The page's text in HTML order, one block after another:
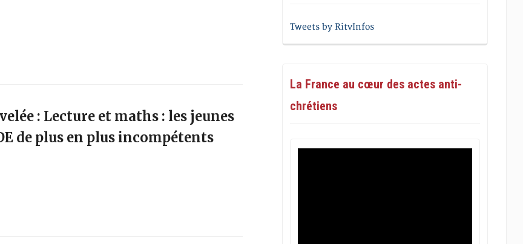
: Lecture et maths : les jeunes
de plus en plus incompétents
Tweets by RitvInfos
La France au cœur des actes anti-
chrétiens